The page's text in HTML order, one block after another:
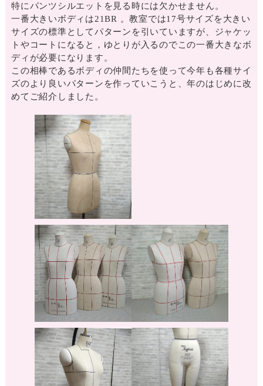
特にパンツシルエットを見る時には欠かせません。
一番大きいボディは21BR 。教室では17号サイズを大きい
サイズの標準としてパターンを引いていますが、ジャケッ
トやコートになると，ゆとりが入るのでこの一番大きなボ
ディが必要になります。
この相棒であるボディの仲間たちを使って今年も各種サイ
ズのより良いパターンを作っていこうと、年のはじめに改
めてご紹介しました。